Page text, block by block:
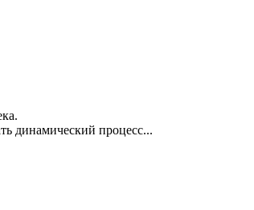
динамический процесс...